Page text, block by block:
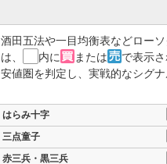
酒田五法や一目均衡表などロー
は、
内に または
で表示
安値圏を判定し、実戦的なシグナ
はらみ十字
三点童子
赤三兵・黒三兵